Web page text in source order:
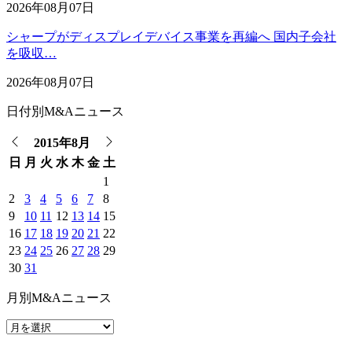
2026年08月07日
シャープがディスプレイデバイス事業を再編へ 国内子会社
を吸収…
2026年08月07日
日付別M&Aニュース
2015年8月
日
月 火 水 木 金 土
1
2
3 4 5 6 7
8
9
10 11 12 13 14 15
16 17 18 19 20 21 22
23 24 25 26 27 28 29
30 31
月別M&Aニュース